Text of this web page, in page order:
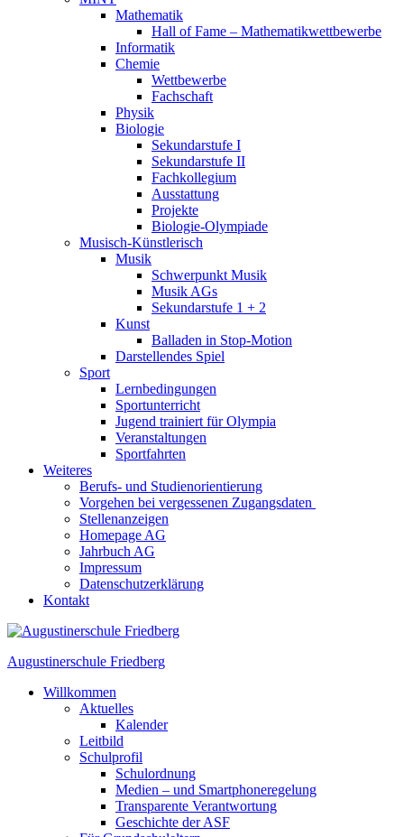
Mathematik
Hall of Fame – Mathematikwettbewerbe
Informatik
Chemie
Wettbewerbe
Fachschaft
Physik
Biologie
Sekundarstufe I
Sekundarstufe II
Fachkollegium
Ausstattung
Projekte
Biologie-Olympiade
Musisch-Künstlerisch
Musik
Schwerpunkt Musik
Musik AGs
Sekundarstufe 1 + 2
Kunst
Balladen in Stop-Motion
Darstellendes Spiel
Sport
Lernbedingungen
Sportunterricht
Jugend trainiert für Olympia
Veranstaltungen
Sportfahrten
Weiteres
Berufs- und Studienorientierung
Vorgehen bei vergessenen Zugangsdaten
Stellenanzeigen
Homepage AG
Jahrbuch AG
Impressum
Datenschutzerklärung
Kontakt
Augustinerschule Friedberg
Willkommen
Aktuelles
Kalender
Leitbild
Schulprofil
Schulordnung
Medien – und Smartphoneregelung
Transparente Verantwortung
Geschichte der ASF